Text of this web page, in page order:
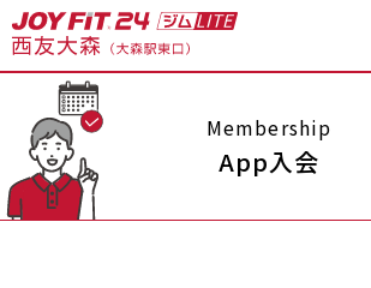
店舗トップ
Membership
App入会